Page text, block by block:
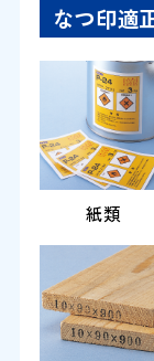
なつ印適
紙類